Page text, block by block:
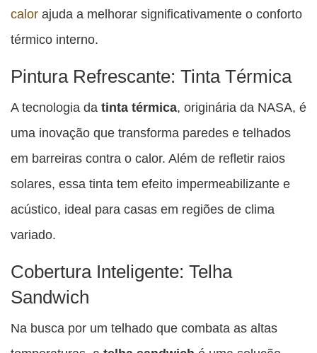
calor ajuda a melhorar significativamente o conforto
térmico interno.
Pintura Refrescante: Tinta Térmica
A tecnologia da tinta térmica, originária da NASA, é
uma inovação que transforma paredes e telhados
em barreiras contra o calor. Além de refletir raios
solares, essa tinta tem efeito impermeabilizante e
acústico, ideal para casas em regiões de clima
variado.
Cobertura Inteligente: Telha
Sandwich
Na busca por um telhado que combata as altas